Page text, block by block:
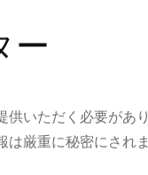
ー
供いただく必要が
厳重に秘密にされ